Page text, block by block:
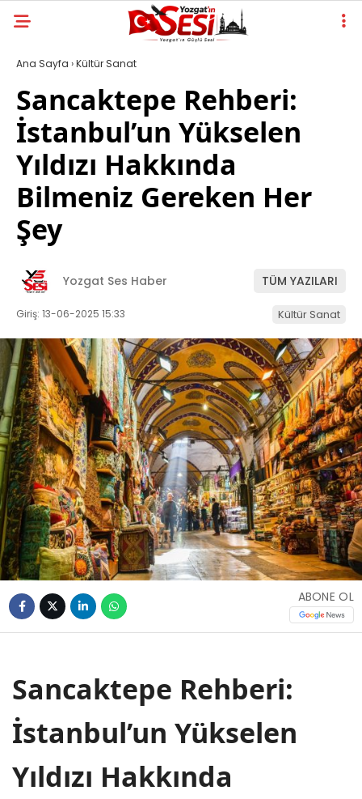
Ana Sayfa ›Kültür Sanat
Sancaktepe Rehberi:
İstanbul’un Yükselen
Yıldızı Hakkında
Bilmeniz Gereken Her
Şey
Yozgat Ses Haber TÜM YAZILARI
Giriş: 13-06-2025 15:33 Kültür Sanat
ABONE OL
Sancaktepe Rehberi:
İstanbul’un Yükselen
Yıldızı Hakkında